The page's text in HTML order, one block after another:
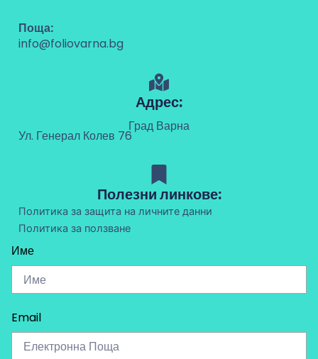
Поща:
info@foliovarna.bg
Адрес:
Град Варна
Ул. Генерал Колев 76
Полезни линкове:
Политика за защита на личните данни
Политика за ползване
Име
Email